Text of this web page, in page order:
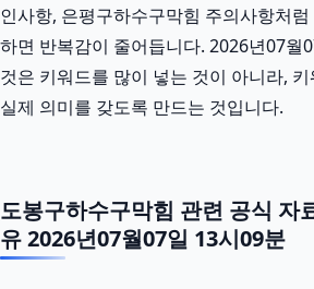
인사항, 은평구하수구막힘 주의사항처
하면 반복감이 줄어듭니다. 2026년07월
것은 키워드를 많이 넣는 것이 아니라,
실제 의미를 갖도록 만드는 것입니다.
도봉구하수구막힘 관련 공식 자
유 2026년07월07일 13시09분